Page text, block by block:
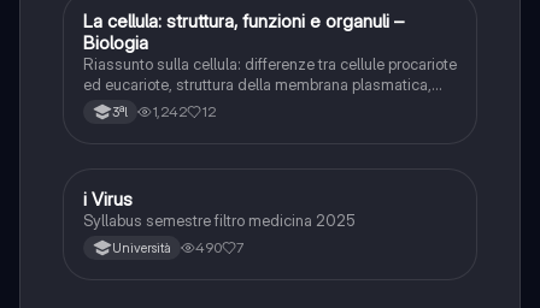
Biologia
La cellula: struttura, funzioni e organuli –
Biologia
Riassunto sulla cellula: differenze tra cellule procariote
ed eucariote, struttura della membrana plasmatica,
organuli principali (nucleo, mitocondri,ribosomi,
apparato di Golgi,lisosomi,reticolo endoplasmatico,
3ªl 1,242 12
Scienze
i Virus
Syllabus semestre filtro medicina 2025
Università 490 7